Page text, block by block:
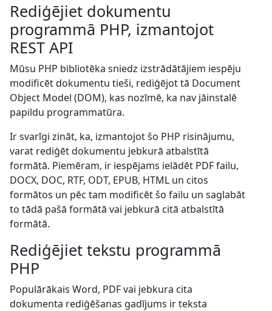
Rediģējiet dokumentu
programmā PHP, izmantojot
REST API
Mūsu PHP bibliotēka sniedz izstrādātājiem iespēju
modificēt dokumentu tieši, rediģējot tā Document
Object Model (DOM), kas nozīmē, ka nav jāinstalē
papildu programmatūra.
Ir svarīgi zināt, ka, izmantojot šo PHP risinājumu,
varat rediģēt dokumentu jebkurā atbalstītā
formātā. Piemēram, ir iespējams ielādēt PDF failu,
DOCX, DOC, RTF, ODT, EPUB, HTML un citos
formātos un pēc tam modificēt šo failu un saglabāt
to tādā pašā formātā vai jebkurā citā atbalstītā
formātā.
Rediģējiet tekstu programmā
PHP
Populārākais Word, PDF vai jebkura cita
dokumenta rediģēšanas gadījums ir teksta